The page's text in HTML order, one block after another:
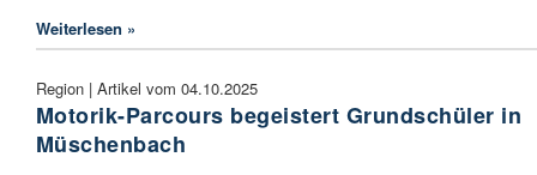
Weiterlesen »
Region | Artikel vom 04.10.2025
Motorik-Parcours begeistert Grundschüler in
Müschenbach